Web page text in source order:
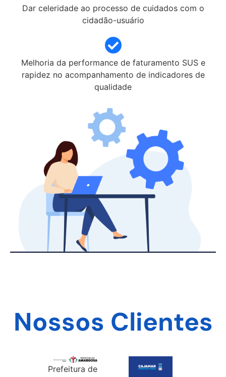
Dar celeridade ao processo de cuidados com o
cidadão-usuário
Melhoria da performance de faturamento SUS e
rapidez no acompanhamento de indicadores de
qualidade
Nossos Clientes
Prefeitura de